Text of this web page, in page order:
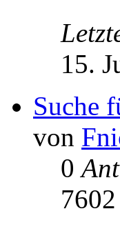
15.
Suche
von
0
7602